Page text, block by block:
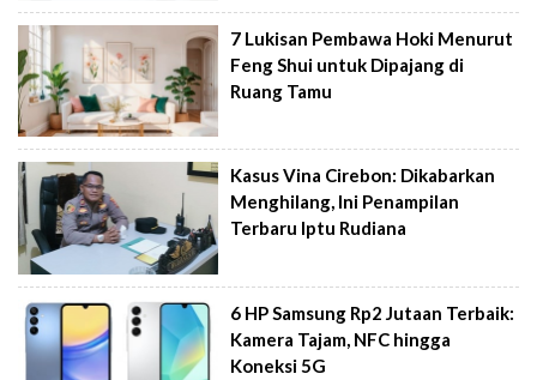
7 Lukisan Pembawa Hoki Menurut
Feng Shui untuk Dipajang di
Ruang Tamu
Kasus Vina Cirebon: Dikabarkan
Menghilang, Ini Penampilan
Terbaru Iptu Rudiana
6 HP Samsung Rp2 Jutaan Terbaik:
Kamera Tajam, NFC hingga
Koneksi 5G